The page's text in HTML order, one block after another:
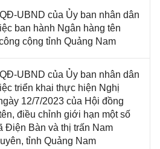
UBND của Ủy ban nhân dân
ban hành Ngân hàng tên
cộng tỉnh Quảng Nam
UBND của Ủy ban nhân dân
triển khai thực hiện Nghị
12/7/2023 của Hội đồng
điều chỉnh giới hạn một số
Điện Bàn và thị trấn Nam
tỉnh Quảng Nam